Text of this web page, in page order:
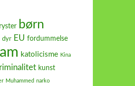
børn
dyr EU fordummelse
katolicisme Kina
kunst
Muhammed narko